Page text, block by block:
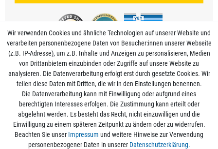
Mein Konto
Informationen
Rechtliche Angaben
Wir verwenden Cookies und ähnliche Technologien auf unserer Website und
verarbeiten personenbezogene Daten von Besucher:innen unserer Webseite
(z.B. IP-Adresse), um z.B. Inhalte und Anzeigen zu personalisieren, Medien
von Drittanbietern einzubinden oder Zugriffe auf unsere Website zu
analysieren. Die Datenverarbeitung erfolgt erst durch gesetzte Cookies. Wir
teilen diese Daten mit Dritten, die wir in den Einstellungen benennen.
Die Datenverarbeitung kann mit Einwilligung oder aufgrund eines
berechtigten Interesses erfolgen. Die Zustimmung kann erteilt oder
abgelehnt werden. Es besteht das Recht, nicht einzuwilligen und die
Einwilligung zu einem späteren Zeitpunkt zu ändern oder zu widerrufen.
Beachten Sie unser Impressum und weitere Hinweise zur Verwendung
personenbezogener Daten in unserer Daten­schutz­erklärung.